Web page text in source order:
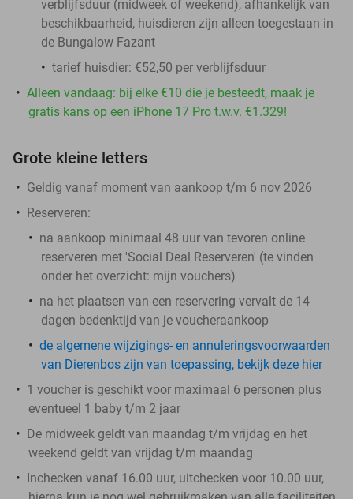
verblijfsduur (midweek of weekend), afhankelijk van
beschikbaarheid, huisdieren zijn alleen toegestaan in
de Bungalow Fazant
tarief huisdier: €52,50 per verblijfsduur
Alleen vandaag: bij elke €10 die je besteedt, maak je
gratis kans op een iPhone 17 Pro t.w.v. €1.329!
Grote kleine letters
Geldig vanaf moment van aankoop t/m 6 nov 2026
Reserveren:
na aankoop minimaal 48 uur van tevoren online
reserveren met 'Social Deal Reserveren' (te vinden
onder het overzicht: mijn vouchers)
na het plaatsen van een reservering vervalt de 14
dagen bedenktijd van je voucheraankoop
de algemene wijzigings- en annuleringsvoorwaarden
van Dierenbos zijn van toepassing, bekijk deze hier
1 voucher is geschikt voor maximaal 6 personen plus
eventueel 1 baby t/m 2 jaar
De midweek geldt van maandag t/m vrijdag en het
weekend geldt van vrijdag t/m maandag
Inchecken vanaf 16.00 uur, uitchecken voor 10.00 uur,